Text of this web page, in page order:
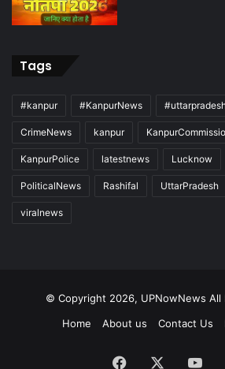
Tags
#kanpur #KanpurNews
CrimeNews kanpur
KanpurPolice latestnews Lucknow
PoliticalNews Rashifal UttarPradesh
viralnews
© Copyright 2026, UPNowNews All
Home
About us Contact Us
Facebook